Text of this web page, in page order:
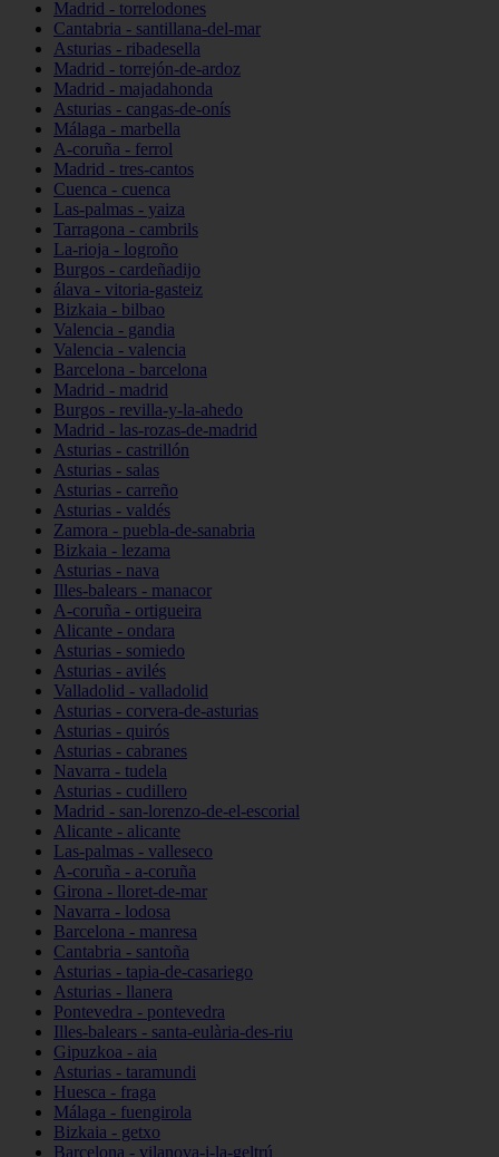
Madrid - torrelodones
Cantabria - santillana-del-mar
Asturias - ribadesella
Madrid - torrejón-de-ardoz
Madrid - majadahonda
Asturias - cangas-de-onís
Málaga - marbella
A-coruña - ferrol
Madrid - tres-cantos
Cuenca - cuenca
Las-palmas - yaiza
Tarragona - cambrils
La-rioja - logroño
Burgos - cardeñadijo
álava - vitoria-gasteiz
Bizkaia - bilbao
Valencia - gandia
Valencia - valencia
Barcelona - barcelona
Madrid - madrid
Burgos - revilla-y-la-ahedo
Madrid - las-rozas-de-madrid
Asturias - castrillón
Asturias - salas
Asturias - carreño
Asturias - valdés
Zamora - puebla-de-sanabria
Bizkaia - lezama
Asturias - nava
Illes-balears - manacor
A-coruña - ortigueira
Alicante - ondara
Asturias - somiedo
Asturias - avilés
Valladolid - valladolid
Asturias - corvera-de-asturias
Asturias - quirós
Asturias - cabranes
Navarra - tudela
Asturias - cudillero
Madrid - san-lorenzo-de-el-escorial
Alicante - alicante
Las-palmas - valleseco
A-coruña - a-coruña
Girona - lloret-de-mar
Navarra - lodosa
Barcelona - manresa
Cantabria - santoña
Asturias - tapia-de-casariego
Asturias - llanera
Pontevedra - pontevedra
Illes-balears - santa-eulària-des-riu
Gipuzkoa - aia
Asturias - taramundi
Huesca - fraga
Málaga - fuengirola
Bizkaia - getxo
Barcelona - vilanova-i-la-geltrú